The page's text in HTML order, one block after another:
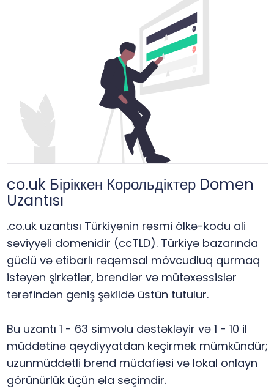
co.uk Біріккен Корольдіктер Domen
Uzantısı
.co.uk uzantısı Türkiyənin rəsmi ölkə-kodu ali
səviyyəli domenidir (ccTLD). Türkiyə bazarında
güclü və etibarlı rəqəmsal mövcudluq qurmaq
istəyən şirkətlər, brendlər və mütəxəssislər
tərəfindən geniş şəkildə üstün tutulur.
Bu uzantı 1 - 63 simvolu dəstəkləyir və 1 - 10 il
müddətinə qeydiyyatdan keçirmək mümkündür;
uzunmüddətli brend müdafiəsi və lokal onlayn
görünürlük üçün əla seçimdir.